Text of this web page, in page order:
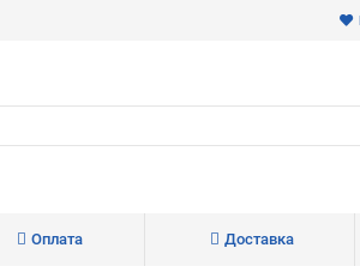
Оплата Доставка